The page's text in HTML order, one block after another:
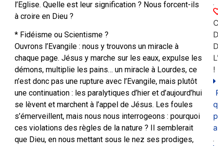
l’Eglise. Quelle est leur signification ? Nous forcent-ils
à croire en Dieu ?
* Fidéisme ou Scientisme ?
Ouvrons l’Evangile : nous y trouvons un miracle à
chaque page. Jésus y marche sur les eaux, expulse les
démons, multiplie les pains… un miracle à Lourdes, ce
n’est donc pas une rupture avec l’Evangile, mais plutôt
une continuation : les paralytiques d’hier et d’aujourd’hui
se lèvent et marchent à l’appel de Jésus. Les foules
s’émerveillent, mais nous nous interrogeons : pourquoi
ces violations des règles de la nature ? Il semblerait
que Dieu, en nous mettant sous le nez ses prodiges,
!